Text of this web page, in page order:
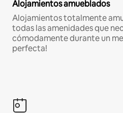
Alojamientos amueblados
Alojamientos totalmente
todas las amenidades que
cómodamente durante un
perfecta!